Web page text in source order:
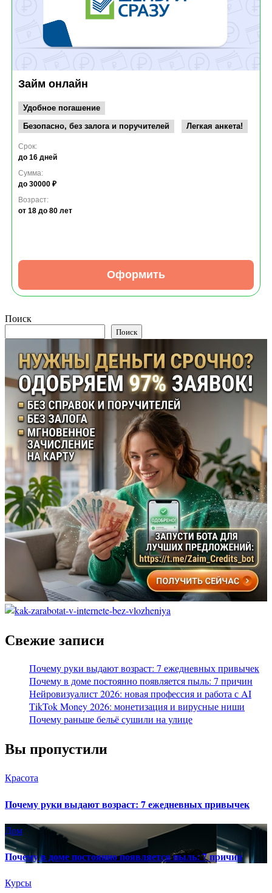
Займ онлайн
Удобное погашение
Безопасно, без залога и поручителей
Легкая анкета!
Срок:
до 16 дней
Сумма:
до 30000 ₽
Возраст:
от 18 до 80 лет
Оформить
Поиск
Поиск
Свежие записи
Почему руки выдают возраст: 7 ежедневных привычек
Почему в доме постоянно появляется пыль: 7 причин
Нейровизуалист 2026: новая профессия и работа с AI
TikTok Money 2026: монетизация и вирусные ниши
Почему раньше бельё сушили на улице
Вы пропустили
Красота
Почему руки выдают возраст: 7 ежедневных привычек
Дом
Почему в доме постоянно появляется пыль: 7 причин
Курсы